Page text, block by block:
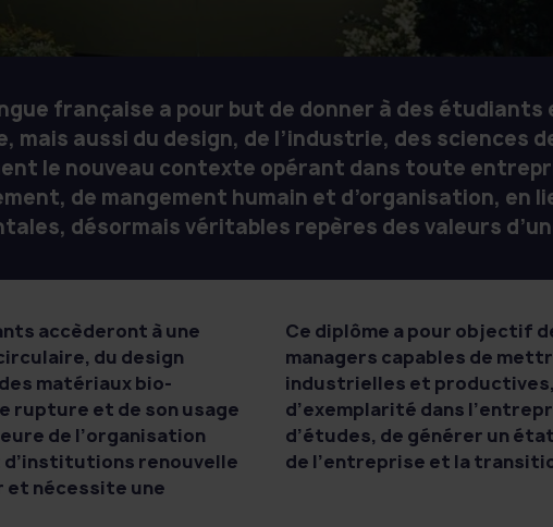
française a pour but de donner à des
mais aussi du design, de l’industrie, des sciences
le nouveau contexte opérant dans toute
de mangement humain et d’organisation, en
désormais véritables repères des valeurs
accèderont à une
du design
matériaux bio-
rupture et de son usage
de l’organisation
renouvelle
et nécessite une
Ce diplôme a pour objectif
managers capables de
industrielles et
d’exemplarité dans
d’études, de générer un
de l’entreprise et la